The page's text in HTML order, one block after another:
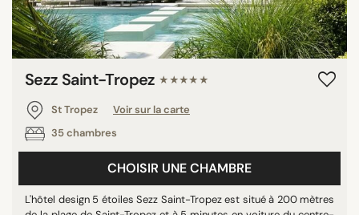
Sezz Saint-Tropez ★★★★★
St Tropez
Voir sur la carte
35 chambres
CHOISIR UNE CHAMBRE
L'hôtel design 5 étoiles Sezz Saint-Tropez est situé à 200 mètres